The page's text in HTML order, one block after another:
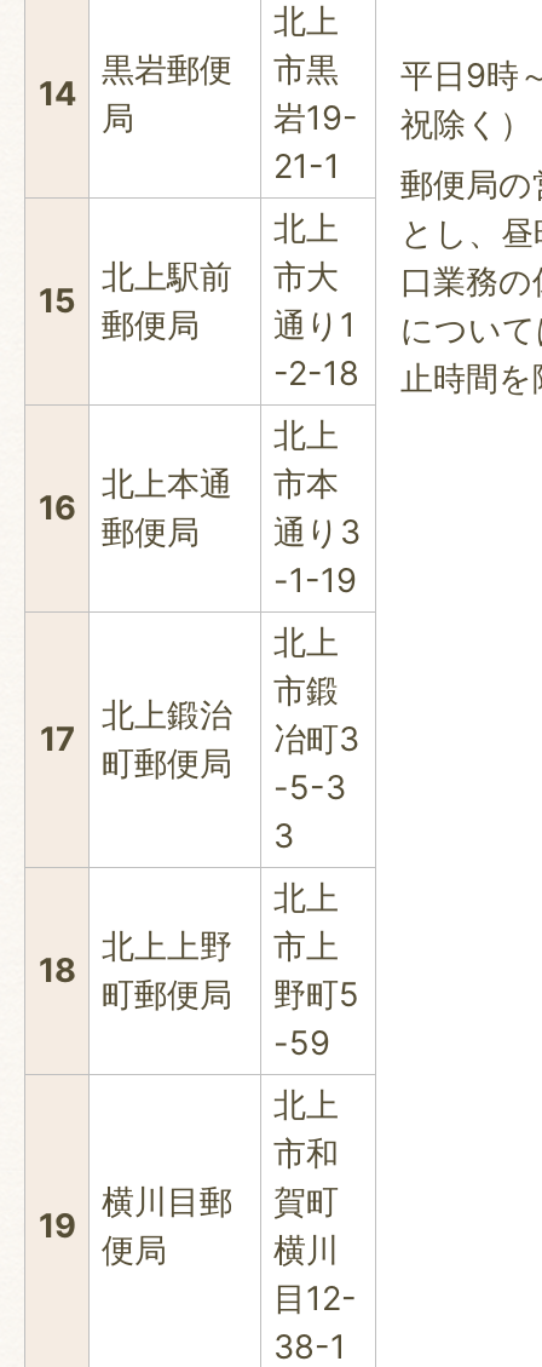
平日9時
祝除く）
郵便局の
とし、
口業務
につい
止時間を
14
黒岩郵便
局
北上
市黒
岩19-
21-1
15
北上駅前
郵便局
北上
市大
通り1
-2-18
16
北上本通
郵便局
北上
市本
通り3
-1-19
17
北上鍛治
町郵便局
北上
市鍛
冶町3
-5-3
3
18
北上上野
町郵便局
北上
市上
野町5
-59
19
横川目郵
便局
北上
市和
賀町
横川
目12-
38-1